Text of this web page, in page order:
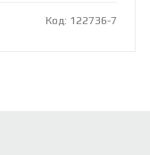
Код: 122736-7